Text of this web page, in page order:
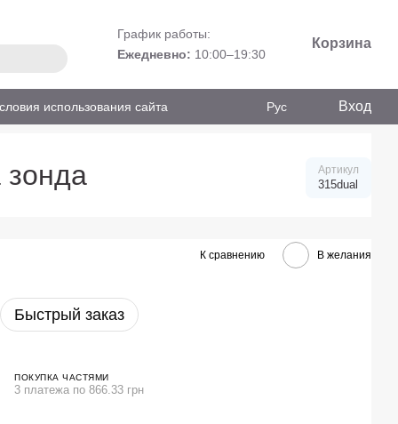
График работы:
Ежедневно: 10:00–19:30
Корзина
использования сайта Рус Вход
Артикул
315dual
К сравнению В желания
Быстрый заказ
ПОКУПКА ЧАСТЯМИ
3 платежа по 866.33 грн